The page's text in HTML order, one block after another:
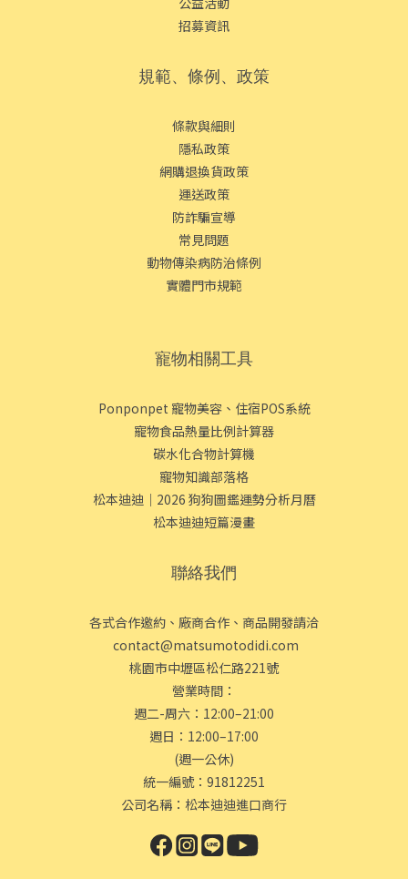
招募資訊
規範、條例、政策
條款與細則
隱私政策
網購退換貨政策
運送政策
防詐騙宣導
常見問題
動物傳染病防治條例
實體門市規範
寵物相關工具
Ponponpet 寵物美容、住宿POS系統
寵物食品熱量比例計算器
碳水化合物計算機
寵物知識部落格
松本迪迪｜2026 狗狗圖鑑運勢分析月曆
松本迪迪短篇漫畫
聯絡我們
各式合作邀約、廠商合作、商品開發請洽
contact@matsumotodidi.com
桃園市中壢區松仁路221號
營業時間：
週二-周六：12:00–21:00
週日：12:00–17:00
(週一公休)
統一編號：91812251
公司名稱：松本迪迪進口商行